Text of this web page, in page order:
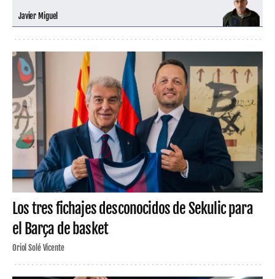
Javier Miguel
Los tres fichajes desconocidos de Sekulic para
el Barça de basket
Oriol Solé Vicente